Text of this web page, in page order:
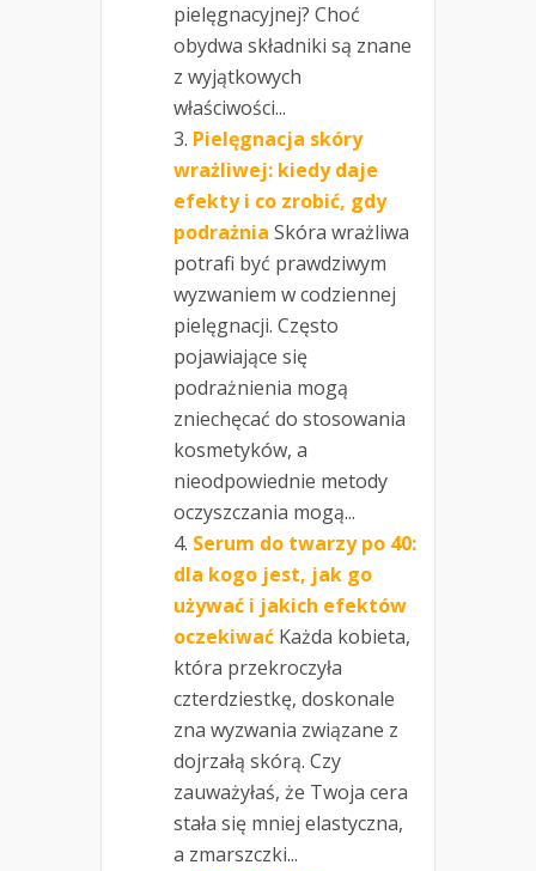
pielęgnacyjnej? Choć
obydwa składniki są znane
z wyjątkowych
właściwości...
Pielęgnacja skóry
wrażliwej: kiedy daje
efekty i co zrobić, gdy
podrażnia Skóra wrażliwa
potrafi być prawdziwym
wyzwaniem w codziennej
pielęgnacji. Często
pojawiające się
podrażnienia mogą
zniechęcać do stosowania
kosmetyków, a
nieodpowiednie metody
oczyszczania mogą...
Serum do twarzy po 40:
dla kogo jest, jak go
używać i jakich efektów
oczekiwać Każda kobieta,
która przekroczyła
czterdziestkę, doskonale
zna wyzwania związane z
dojrzałą skórą. Czy
zauważyłaś, że Twoja cera
stała się mniej elastyczna,
a zmarszczki...